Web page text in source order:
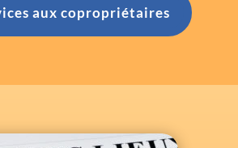
aux copropriétaires